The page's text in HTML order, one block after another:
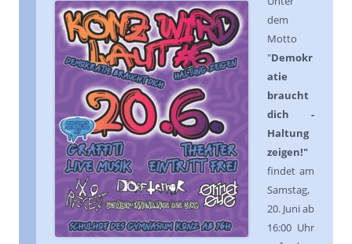
dem
Motto
"Demokr
atie
braucht
dich -
Haltung
zeigen!"
findet am
Samstag,
20. Juni ab
16:00 Uhr